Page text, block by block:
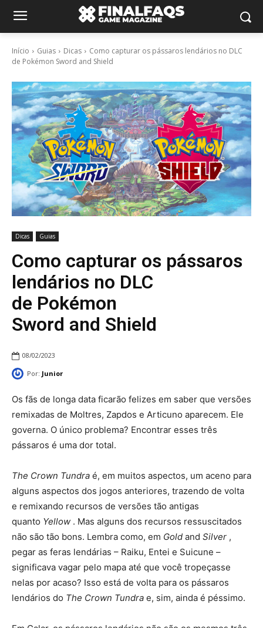
Início Guias Dicas
Como capturar os pássaros lendários no DLC
de Pokémon Sword and Shield
Dicas Guias
Como capturar os pássaros
lendários no DLC
de Pokémon
Sword and Shield
08/02/2023
Por: Junior
Os fãs de longa data ficarão felizes em saber que versões
remixadas de Moltres, Zapdos e Articuno aparecem. Ele
governa. O único problema? Encontrar esses três
pássaros é uma dor total.
The Crown Tundra é, em muitos aspectos, um aceno para
alguns aspectos dos jogos anteriores, trazendo de volta
e remixando recursos de versões tão antigas
quanto Yellow . Mas alguns dos recursos ressuscitados
não são tão bons. Lembra como, em Gold and Silver ,
pegar as feras lendárias – Raiku, Entei e Suicune –
significava vagar pelo mapa até que você tropeçasse
nelas por acaso? Isso está de volta para os pássaros
lendários do The Crown Tundra e, sim, ainda é péssimo.